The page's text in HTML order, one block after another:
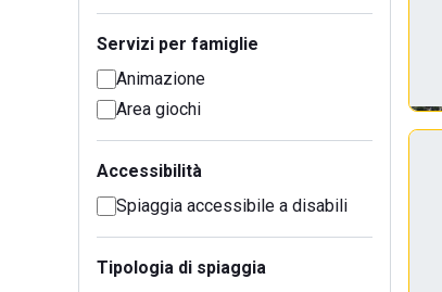
Servizi per famiglie
Animazione
Area giochi
Accessibilità
Spiaggia accessibile a disabili
Tipologia di spiaggia